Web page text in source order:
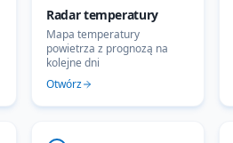
Radar temperatury
Mapa temperatury
powietrza z prognozą na
kolejne dni
Otwórz